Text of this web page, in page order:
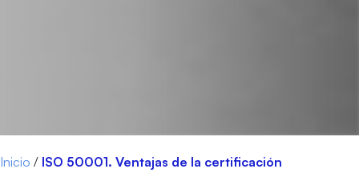
Inicio / ISO 50001. Ventajas de la certificación